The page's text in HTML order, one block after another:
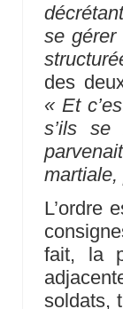
se gérer
des
« Et
s’ils se
L’ordre
fait, la
soldats,